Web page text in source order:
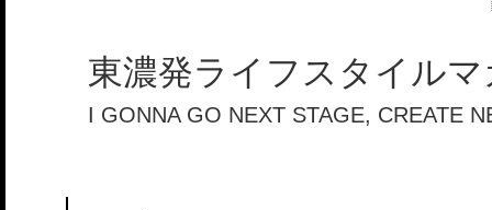
東濃発ライフスタイル
I GONNA GO NEXT STAGE, CREATE